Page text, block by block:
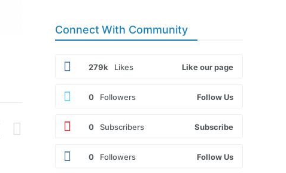
Connect With Community
279k Likes Like our page
0 Followers Follow Us
0 Subscribers Subscribe
0 Followers Follow Us